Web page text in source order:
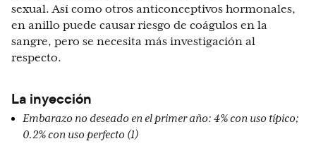
sexual. Así como otros anticonceptivos hormonales,
en anillo puede causar riesgo de coágulos en la
sangre, pero se necesita más investigación al
respecto.
La inyección
Embarazo no deseado en el primer año: 4% con uso típico;
0.2% con uso perfecto (1)